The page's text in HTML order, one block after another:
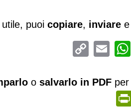
puoi copiare, inviaree
Copy
Link
Email
o salvarlo in PDF per